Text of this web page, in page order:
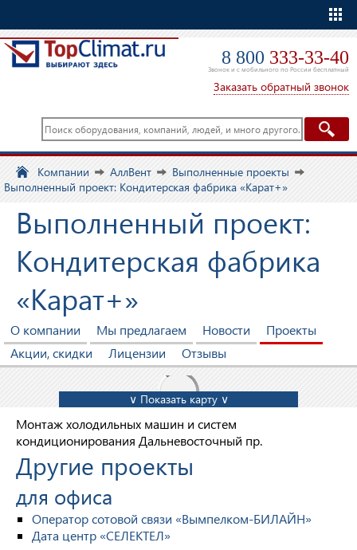
8 800 333-33-40
Звонок и с мобильного по России бесплатный
Заказать обратный звонок
Компании АллВент
Выполненные проекты
Выполненный проект: Кондитерская фабрика «Карат+»
Выполненный проект:
Кондитерская фабрика
«Карат+»
О компании Мы предлагаем Новости
Проекты
Акции, скидки
Лицензии Отзывы
∨ Показать карту ∨
Монтаж холодильных машин и систем
кондиционирования Дальневосточный пр.
Другие проекты
для офиса
Оператор сотовой связи «Вымпелком-БИЛАЙН»
Дата центр «СЕЛЕКТЕЛ»